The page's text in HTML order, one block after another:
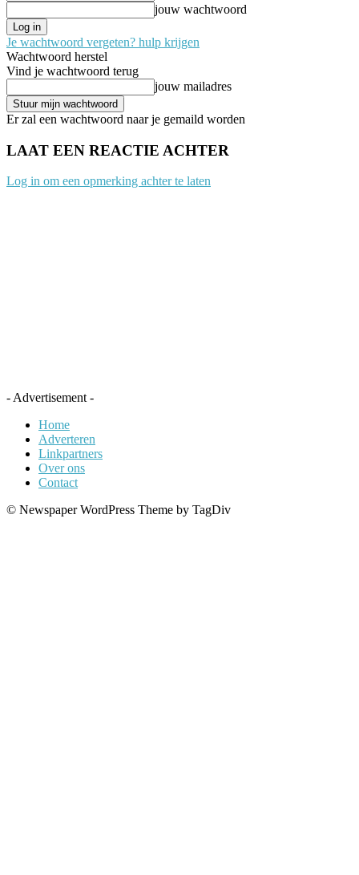
jouw wachtwoord
Je wachtwoord vergeten? hulp krijgen
Wachtwoord herstel
Vind je wachtwoord terug
jouw mailadres
Er zal een wachtwoord naar je gemaild worden
LAAT EEN REACTIE ACHTER
Log in om een opmerking achter te laten
- Advertisement -
Home
Adverteren
Linkpartners
Over ons
Contact
© Newspaper WordPress Theme by TagDiv